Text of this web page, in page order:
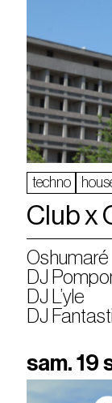
techno
Club x
Oshumaré
DJ
DJ L’yle
DJ
sam. 19